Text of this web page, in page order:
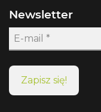
Newsletter